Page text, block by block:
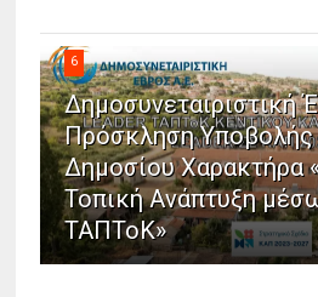
6
Δημοσυνεταιριστική
Πρόσκληση
Δημοσίου Χαρακτήρα
Τοπική Ανάπτυξη
ΤΑΠΤοΚ»